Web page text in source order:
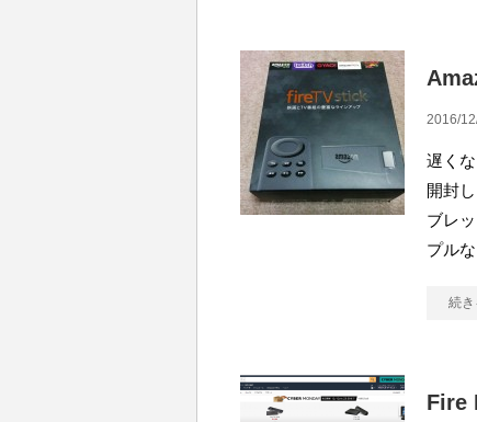
2016/
遅く
開封
ブレ
プル
続き
Fire